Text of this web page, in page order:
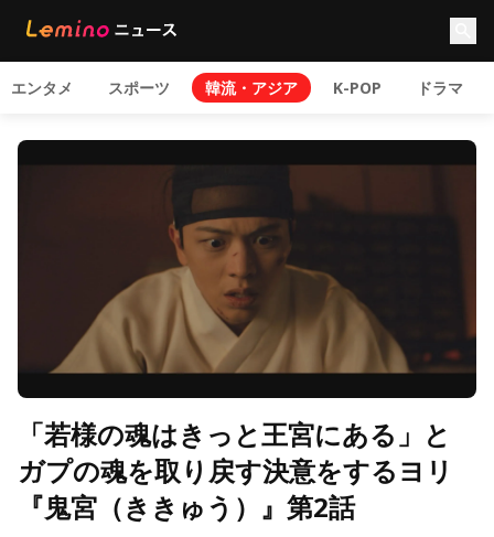
エンタメ スポーツ 韓流・アジア K-POP ドラマ
「若様の魂はきっと王宮にある」と
ガプの魂を取り戻す決意をするヨリ
『鬼宮（ききゅう）』第2話